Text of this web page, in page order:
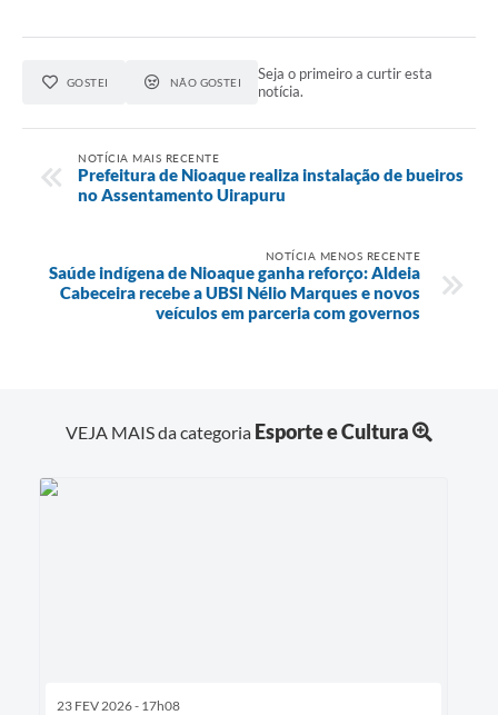
GOSTEI NÃO GOSTEI
Seja o primeiro a curtir esta
notícia.
NOTÍCIA MAIS RECENTE
Prefeitura de Nioaque realiza instalação de bueiros
no Assentamento Uirapuru
NOTÍCIA MENOS RECENTE
Saúde indígena de Nioaque ganha reforço: Aldeia
Cabeceira recebe a UBSI Nélio Marques e novos
veículos em parceria com governos
VEJA MAIS da categoria Esporte e Cultura
23 FEV 2026 - 17h08